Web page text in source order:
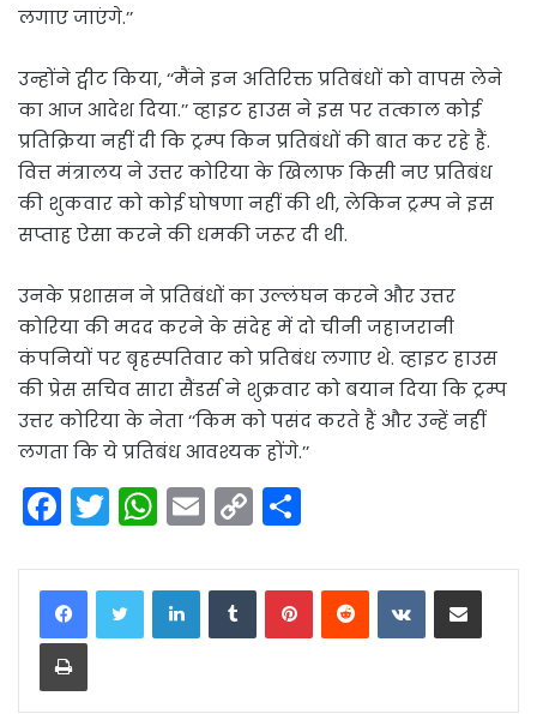
लगाए जाएंगे.’’
उन्होंने ट्वीट किया, ‘‘मैंने इन अतिरिक्त प्रतिबंधों को वापस लेने
का आज आदेश दिया.’’ व्हाइट हाउस ने इस पर तत्काल कोई
प्रतिक्रिया नहीं दी कि ट्रम्प किन प्रतिबंधों की बात कर रहे हैं.
वित्त मंत्रालय ने उत्तर कोरिया के खिलाफ किसी नए प्रतिबंध
की शुकवार को कोई घोषणा नहीं की थी, लेकिन ट्रम्प ने इस
सप्ताह ऐसा करने की धमकी जरूर दी थी.
उनके प्रशासन ने प्रतिबंधों का उल्लंघन करने और उत्तर
कोरिया की मदद करने के संदेह में दो चीनी जहाजरानी
कंपनियों पर बृहस्पतिवार को प्रतिबंध लगाए थे. व्हाइट हाउस
की प्रेस सचिव सारा सैंडर्स ने शुक्रवार को बयान दिया कि ट्रम्प
उत्तर कोरिया के नेता ‘‘किम को पसंद करते हैं और उन्हें नहीं
लगता कि ये प्रतिबंध आवश्यक होंगे.’’
F
a
c
e
b
o
T
w
itt
er
W
h
a
ts
p
E
m
ai
C
o
p
n
ar
LinkedInTumblrPinterestReddit VKontakteShare via Email
Print